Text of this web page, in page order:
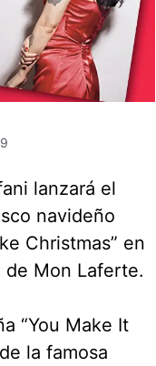
lanzará el
navideño
Christmas” en
Mon Laferte.
“You Make It
la famosa